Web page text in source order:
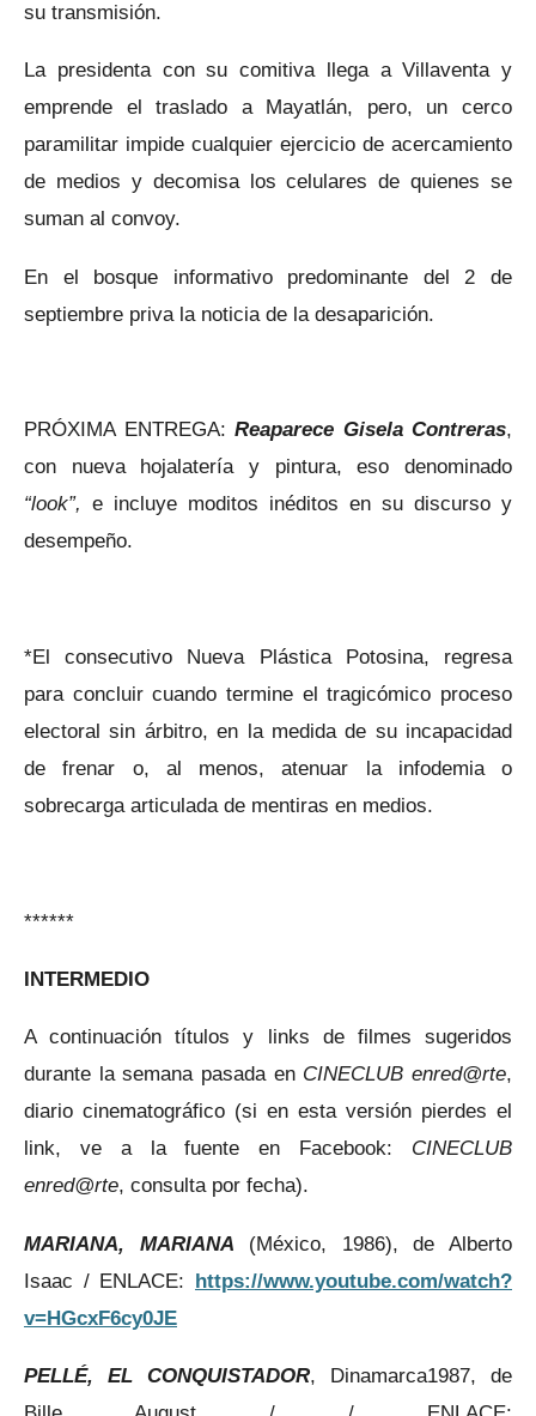
su transmisión.
La presidenta con su comitiva llega a Villaventa y
emprende el traslado a Mayatlán, pero, un cerco
paramilitar impide cualquier ejercicio de acercamiento
de medios y decomisa los celulares de quienes se
suman al convoy.
En el bosque informativo predominante del 2 de
septiembre priva la noticia de la desaparición.
PRÓXIMA ENTREGA: Reaparece Gisela Contreras,
con nueva hojalatería y pintura, eso denominado
“look”, e incluye moditos inéditos en su discurso y
desempeño.
*El consecutivo Nueva Plástica Potosina, regresa
para concluir cuando termine el tragicómico proceso
electoral sin árbitro, en la medida de su incapacidad
de frenar o, al menos, atenuar la infodemia o
sobrecarga articulada de mentiras en medios.
******
INTERMEDIO
A continuación títulos y links de filmes sugeridos
durante la semana pasada en CINECLUB enred@rte,
diario cinematográfico (si en esta versión pierdes el
link, ve a la fuente en Facebook: CINECLUB
enred@rte, consulta por fecha).
MARIANA, MARIANA (México, 1986), de Alberto
Isaac / ENLACE: https://www.youtube.com/watch?
v=HGcxF6cy0JE
PELLÉ, EL CONQUISTADOR, Dinamarca1987, de